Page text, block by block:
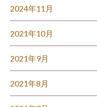
2024年11月
2021年10月
2021年9月
2021年8月